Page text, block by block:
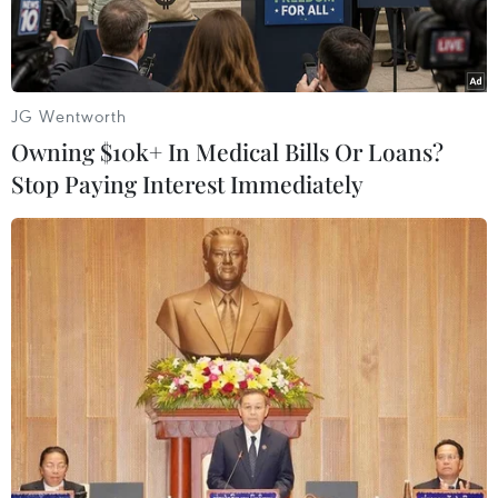
Nhân viên y tế chuẩn bị chuyển các bệnh nhân nhiễm dịch viêm
đường hô hấp cấp do virus COVID-19 ở du thuyền Diamond
Princess tại cảng Hokkaido, miền Bắc Nhật Bản ngày
7/2/2020. (Nguồn: Kyodo/TTXVN)
Nội các của Thủ tướng Nhật Bản Shinzo Abe
JG Wentworth
Owning $10k+ In Medical Bills Or Loans?
Stop Paying Interest Immediately